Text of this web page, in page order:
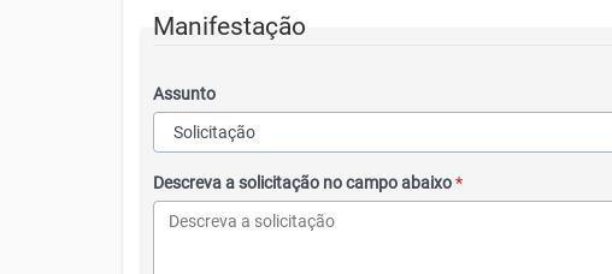
Manifestação
Assunto
Descreva a solicitação no campo abaixo*